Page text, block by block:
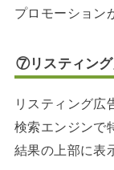
プロモーション
⑦リスティン
リスティング広
検索エンジンで
結果の上部に表